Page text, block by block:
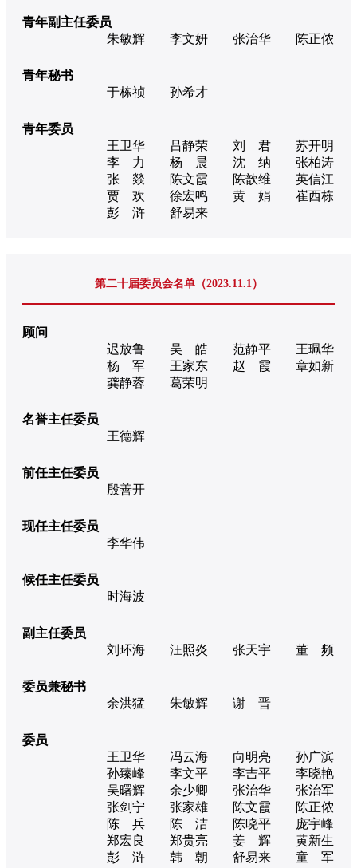
青年副主任委员
朱敏辉
李文妍 张治华 陈正侬
青年秘书
于栋祯
孙希才
青年委员
王卫华
吕静荣 刘 君
苏开明
李 力
杨 晨 沈 纳
张柏涛
张 燚
陈文霞 陈歆维
英信江
贾 欢
徐宏鸣 黄 娟
崔西栋
彭 浒
舒易来
第二十届委员会名单（2023.11.1）
顾问
迟放鲁
吴 皓 范静平
王珮华
杨 军
王家东 赵 霞
章如新
龚静蓉
葛荣明
名誉主任委员
王德辉
前任主任委员
殷善开
现任主任委员
李华伟
候任主任委员
时海波
副主任委员
刘环海
汪照炎 张天宇 董 频
委员兼秘书
余洪猛
朱敏辉 谢 晋
委员
王卫华
冯云海 向明亮
孙广滨
孙臻峰
李文平 李吉平
李晓艳
吴曙辉
余少卿 张治华
张治军
张剑宁
张家雄 陈文霞
陈正侬
陈 兵
陈 洁 陈晓平
庞宇峰
郑宏良
郑贵亮 姜 辉
黄新生
彭 浒
韩 朝 舒易来 童 军